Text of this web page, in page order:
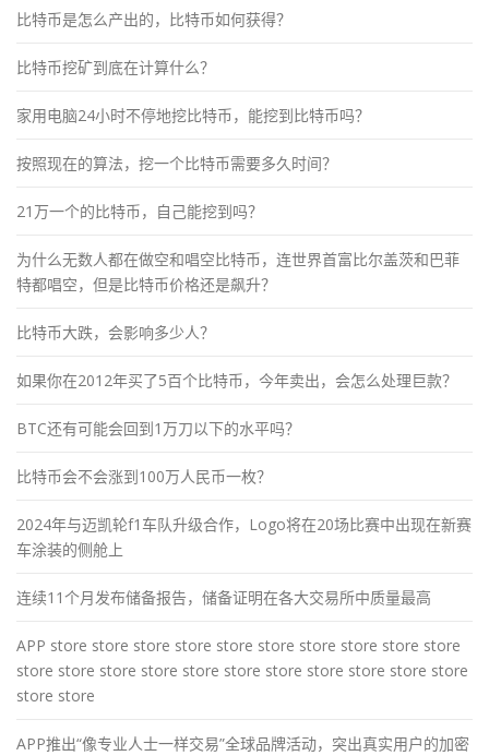
比特币是怎么产出的，比特币如何获得？
比特币挖矿到底在计算什么？
家用电脑24小时不停地挖比特币，能挖到比特币吗？
按照现在的算法，挖一个比特币需要多久时间？
21万一个的比特币，自己能挖到吗？
为什么无数人都在做空和唱空比特币，连世界首富比尔盖茨和巴菲
特都唱空，但是比特币价格还是飙升？
比特币大跌，会影响多少人？
如果你在2012年买了5百个比特币，今年卖出，会怎么处理巨款？
BTC还有可能会回到1万刀以下的水平吗？
比特币会不会涨到100万人民币一枚？
2024年与迈凯轮f1车队升级合作，Logo将在20场比赛中出现在新赛
车涂装的侧舱上
连续11个月发布储备报告，储备证明在各大交易所中质量最高
APP store store store store store store store store store store
store store store store store store store store store store store
store store
APP推出“像专业人士一样交易”全球品牌活动，突出真实用户的加密